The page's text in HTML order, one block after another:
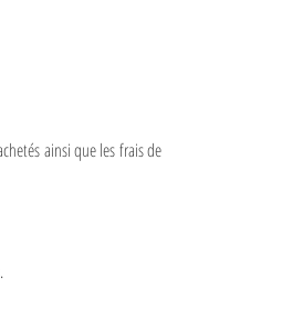
ainsi que les frais de